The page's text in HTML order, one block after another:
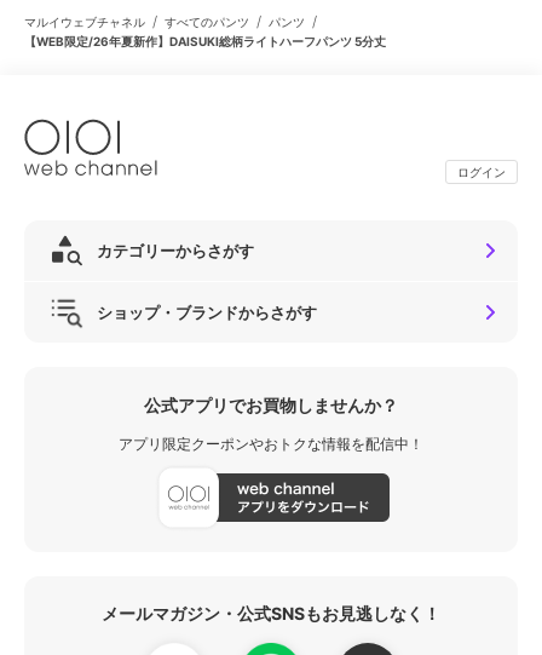
マルイウェブチャネル / すべてのパンツ / パンツ /
【WEB限定/26年夏新作】DAISUKI総柄ライトハーフパンツ 5分丈
ログイン
カテゴリーからさがす
ショップ・ブランドからさがす
公式アプリでお買物しませんか？
アプリ限定クーポンやおトクな情報を配信中！
メールマガジン・公式SNSもお見逃しなく！